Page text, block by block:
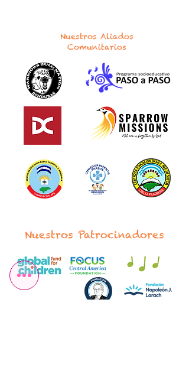
Nuestros Aliados
Comunitarios
Nuestros Patrocinadores